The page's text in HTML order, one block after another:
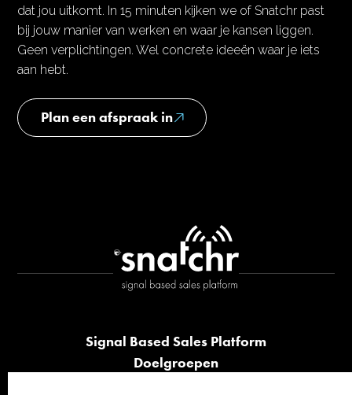
dat jou uitkomt. In 15 minuten kijken we of Snatchr past
bij jouw manier van werken en waar je kansen liggen.
Geen verplichtingen. Wel concrete ideeën waar je iets
aan hebt.
Plan een afspraak in
Signal Based Sales Platform
Doelgroepen